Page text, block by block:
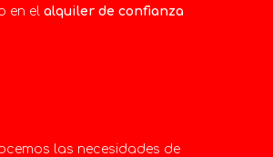
en el alquiler de confianza
las necesidades de